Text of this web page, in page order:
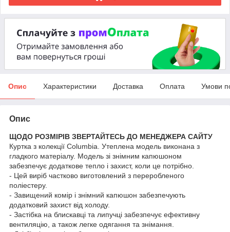
Опис Характеристики Доставка Оплата Умови
Опис
ЩОДО РОЗМІРІВ ЗВЕРТАЙТЕСЬ ДО МЕНЕДЖЕРА САЙТУ
Куртка з колекції Columbia. Утеплена модель виконана з
гладкого матеріалу. Модель зі знімним капюшоном
забезпечує додаткове тепло і захист, коли це потрібно.
- Цей виріб частково виготовлений з переробленого
поліестеру.
- Завищений комір і знімний капюшон забезпечують
додатковий захист від холоду.
- Застібка на блискавці та липучці забезпечує ефективну
вентиляцію, а також легке одягання та знімання.